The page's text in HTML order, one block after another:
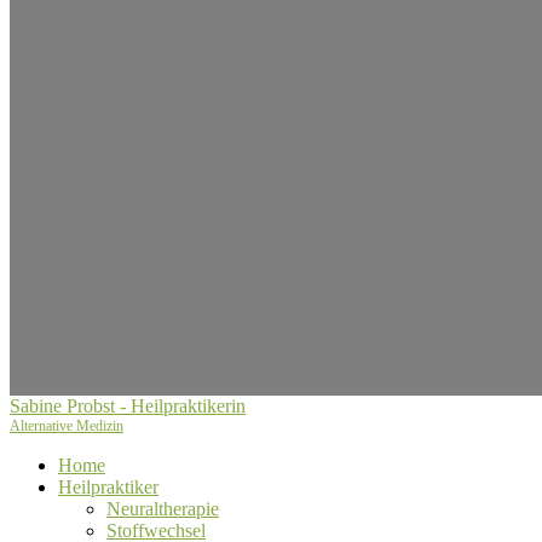
Sabine Probst - Heilpraktikerin
Alternative Medizin
Home
Heilpraktiker
Neuraltherapie
Stoffwechsel